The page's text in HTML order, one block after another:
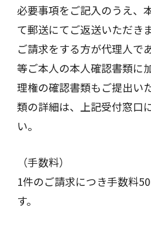
必要事項をご記入のうえ、
て郵送にてご返送いただきま
ご請求をする方が代理人で
等ご本人の本人確認書類に
理権の確認書類もご提出い
類の詳細は、上記受付窓口
い。
（手数料）
1件のご請求につき手数料
す。